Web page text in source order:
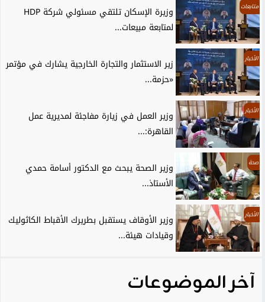
متابعات
وزيرة الإسكان تلتقي مسئولي شركة HDP
لمتابعة مبيعات...
الأخبار
زير الاستثمار والتجارة الخارجية يشارك في مؤتمر
«حزمة...
الأخبار
وزير العمل في زيارة مفاجئة لمديرية عمل
القاهرة:...
صحة
وزير الصحة يبحث مع الدكتور أسامة حمدي
الأستاذ...
الأخبار
وزير الأوقاف يستقبل بطريرك الأقباط الكاثوليك
وقيادات هيئة...
آخر الموضوعات